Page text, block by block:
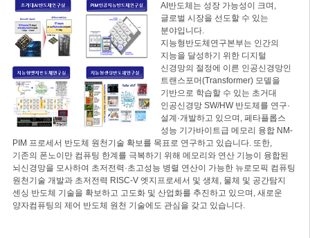
AI반도체는 성장 가능성이 크며,
글로벌 시장을 선도할 수 있는
분야입니다.
지능형반도체연구본부는 인간의
지능을 달성하기 위한 디지털
신경망의 절정에 이른 인공신경망인
트랜스포머(Transformer) 모델을
기반으로 학습할 수 있는 초거대
인공신경망 SW/HW 반도체를 연구·
설계·개발하고 있으며, 페타플롭스
성능 기가바이트급 메모리 융합 NM-
PIM 프로세서 반도체 원천기술 확보를 목표로 연구하고 있습니다. 또한,
기존의 폰노이만 컴퓨팅 한계를 극복하기 위해 메모리와 연산 기능이 융합된
뇌신경망을 모사하여 초저전력·초고성능 병렬 연산이 가능한 뉴로모픽 컴퓨팅
원천기술 개발과 초저전력 RISC-V 엣지프로세서 및 생체, 물체 및 공간탐지
센싱 반도체 기술을 확보하고 고도화 및 산업화를 추진하고 있으며, 새로운
양자컴퓨팅의 제어 반도체 원천 기술에도 관심을 갖고 있습니다.